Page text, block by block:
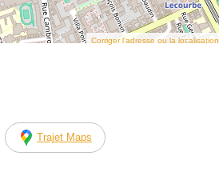
Corriger l’adresse ou la localisation
Trajet Maps